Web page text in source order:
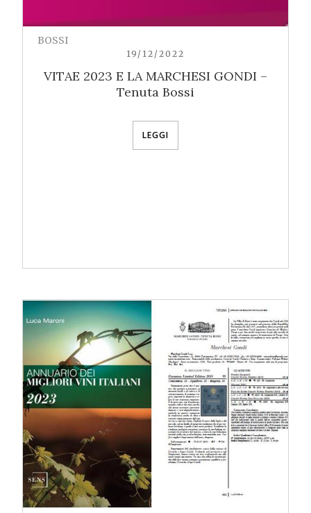
BOSSI
19/12/2022
VITAE 2023 E LA MARCHESI GONDI –
Tenuta Bossi
LEGGI